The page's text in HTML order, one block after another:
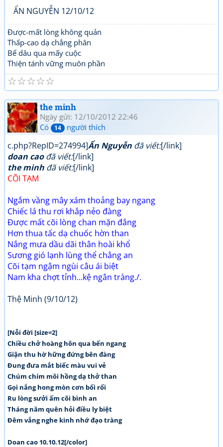
ẨN NGUYỄN 12/10/12
Được-mất lòng không quản
Thấp-cao dạ chẳng phân
Bể dâu qua mấy cuộc
Thiện tánh vững muôn phần
☆
☆
☆
☆
☆
the minh
Ngày gửi: 12/10/2012 22:46
Có
14 người thích
c.php?RepID=274994]Ẩn Nguyễn đã viết:[/link]
doan caođã viết:[/link]
the minh đã viết:[/link]
CÕI TẠM
Ngắm vầng mây xám thoảng bay ngang
Chiếc lá thu rơi khắp nẻo đàng
Được mất cõi lòng chan mặn đắng
Hơn thua tấc dạ chuốc hờn than
Nắng mưa dầu dãi thân hoài khổ
Sương gió lạnh lùng thể chẳng an
Cõi tạm ngậm ngùi câu ái biệt
Nam kha chợt tỉnh...kệ ngân tràng./.
Thệ Minh (9/10/12)
[Nỗi đời [size=2]
Chiều chở hoàng hôn qua bến ngang
Giận thu hờ hững đứng bên đàng
Đung đưa mắt biếc màu vui vẻ
Chúm chím môi hồng dạ thở than
Gọi nắng hong mòn cơn bối rối
Ru lòng sưởi ấm cõi bình an
Tháng năm quên hỏi điều ly biệt
Đêm vắng nghe kinh nhớ đạo tràng
Doan cao 10.10.12[/color]